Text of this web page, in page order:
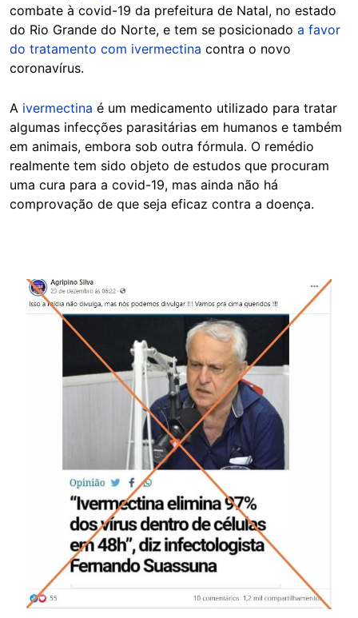
combate à covid-19 da prefeitura de Natal, no estado
do Rio Grande do Norte, e tem se posicionado a favor
do tratamento com ivermectina contra o novo
coronavírus.
A ivermectina é um medicamento utilizado para tratar
algumas infecções parasitárias em humanos e também
em animais, embora sob outra fórmula. O remédio
realmente tem sido objeto de estudos que procuram
uma cura para a covid-19, mas ainda não há
comprovação de que seja eficaz contra a doença.
Image